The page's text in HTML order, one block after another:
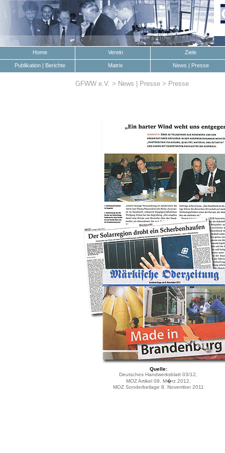
Home Verein Ziele
Publikation | Berichte Matrix News | Presse
GFWW e.V. > News | Presse > Presse
Quelle:
Deutsches Handwerksblatt 03/12,
MOZ Artikel 09. M�rz 2012,
MOZ Sonderbeilage 8. November 2011